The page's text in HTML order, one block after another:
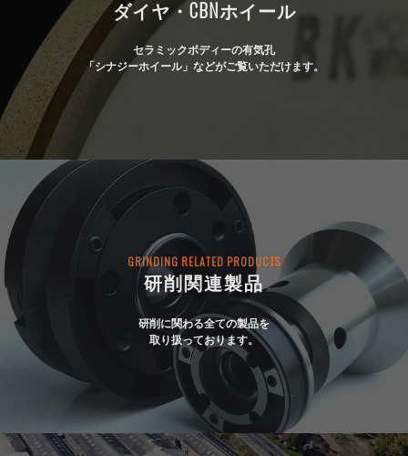
ダイヤ・CBNホイール
セラミックボディーの有気孔
「シナジーホイール」などがご覧いただけます。
GRINDING RELATED PRODUCTS
研削関連製品
研削に関わる全ての製品を
取り扱っております。